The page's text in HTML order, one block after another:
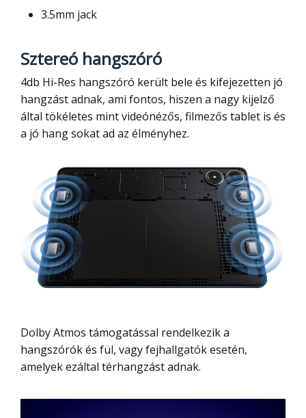
3.5mm jack
Sztereó hangszóró
4db Hi-Res hangszóró került bele és kifejezetten jó
hangzást adnak, ami fontos, hiszen a nagy kijelző
által tökéletes mint videónézős, filmezős tablet is és
a jó hang sokat ad az élményhez.
Dolby Atmos támogatással rendelkezik a
hangszórók és fül, vagy fejhallgatók esetén,
amelyek ezáltal térhangzást adnak.